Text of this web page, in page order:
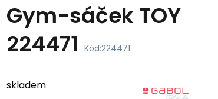
Gym-sáček TOY
224471 Kód:224471
skladem